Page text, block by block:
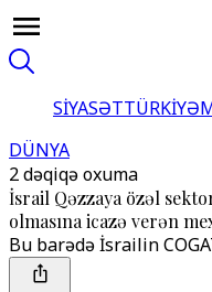
SİYASƏTTÜRKİYƏ
DÜNYA
2 dəqiqə oxuma
İsrail Qəzzaya özəl
olmasına icazə verən
Bu barədə İsrailin